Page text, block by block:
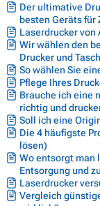
Der ultimative
besten Geräts für
Laserdrucker von
Wir wählen den
Drucker und
So wählen Sie
Pflege Ihres
Brauche ich eine
richtig und
Soll ich eine
Die 4 häufigste
lösen)
Wo entsorgt man
Entsorgung und
Laserdrucker
Vergleich